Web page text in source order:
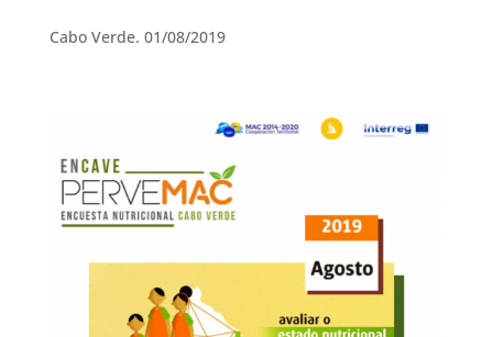
Cabo Verde. 01/08/2019